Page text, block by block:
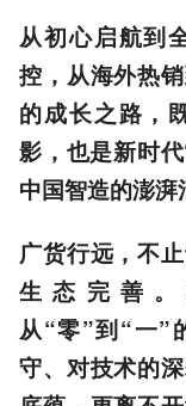
从初心启航到
控，从海外热
的成长之路，
影，也是新时
中国智造的澎湃
广货行远，不
生态完善
从“零”到“一”
守、对技术的